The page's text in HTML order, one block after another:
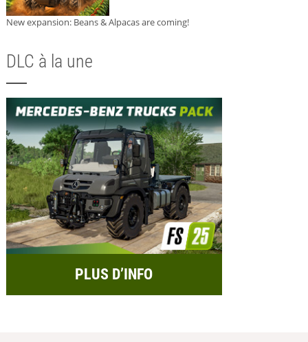
New expansion: Beans & Alpacas are coming!
DLC à la une
PLUS D’INFO